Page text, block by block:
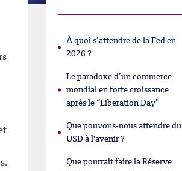
À quoi s’attendre de la Fed en
2026 ?
Le paradoxe d’un commerce
mondial en forte croissance
après le “Liberation Day”
Que pouvons-nous attendre du
USD à l'avenir ?
Que pourrait faire la Réserve